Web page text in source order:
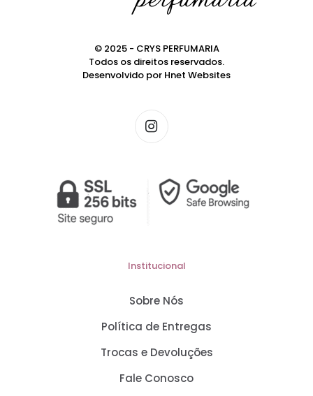
© 2025 - CRYS PERFUMARIA
Todos os direitos reservados.
Desenvolvido por Hnet Websites
Institucional
Sobre Nós
Política de Entregas
Trocas e Devoluções
Fale Conosco